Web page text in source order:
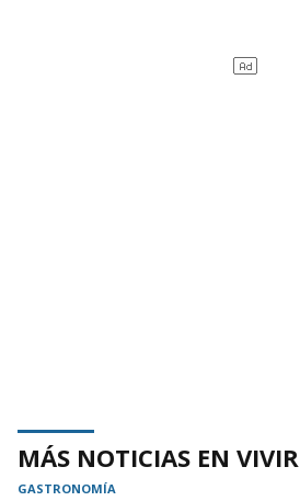
MÁS NOTICIAS EN VIVIR
GASTRONOMÍA